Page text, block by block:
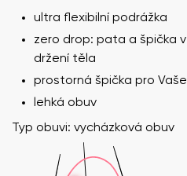
ultra flexibilní podrážka
zero drop: pata a špička
držení těla
prostorná špička pro
lehká obuv
Typ obuvi: vycházková obuv